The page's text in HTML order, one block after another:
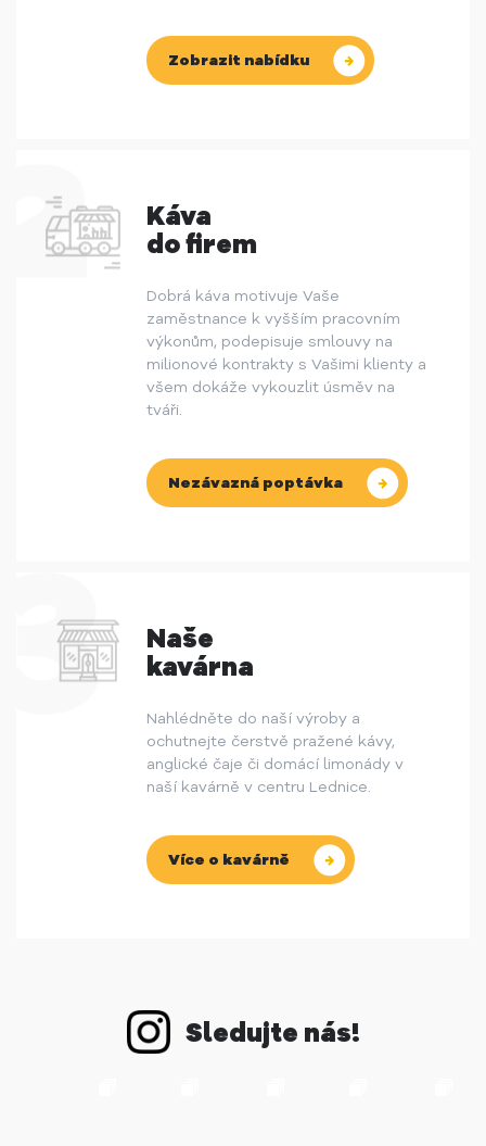
Zobrazit nabídku
Káva
do firem
Dobrá káva motivuje Vaše
zaměstnance k vyšším pracovním
výkonům, podepisuje smlouvy na
milionové kontrakty s Vašimi klienty a
všem dokáže vykouzlit úsměv na
tváři.
Nezávazná poptávka
Naše
kavárna
Nahlédněte do naší výroby a
ochutnejte čerstvě pražené kávy,
anglické čaje či domácí limonády v
naší kavárně v centru Lednice.
Více o kavárně
Sledujte nás!